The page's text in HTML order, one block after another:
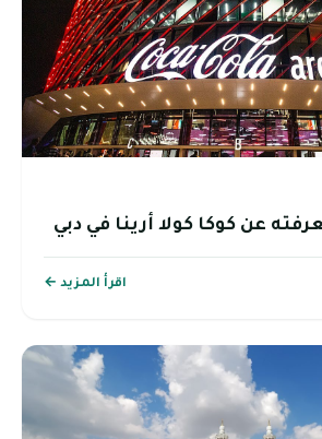
عن كوكا كولا أرينا في دبي
اقرأ المزيد ←